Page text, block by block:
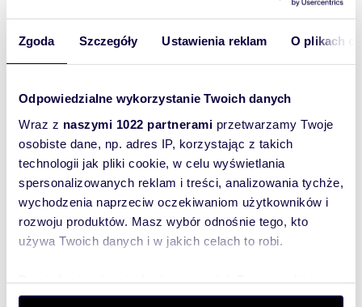
Zgoda Szczegóły Ustawienia reklam O plikach
Odpowiedzialne wykorzystanie Twoich danych
Wraz z naszymi 1022 partnerami przetwarzamy Twoje
osobiste dane, np. adres IP, korzystając z takich
technologii jak pliki cookie, w celu wyświetlania
spersonalizowanych reklam i treści, analizowania tychże,
wychodzenia naprzeciw oczekiwaniom użytkowników i
rozwoju produktów. Masz wybór odnośnie tego, kto
używa Twoich danych i w jakich celach to robi.
dane są przetwarzane oraz ustaw własne preferencje w
34m 1 62zł/m
garażem zapraszam
mieszkanie Radom, Borki, Mariacka
Oferuje do wynajęcia kawalerkę o powierzchni
34m2 położone na parterze budynku
apartamentowca przy ul. Mariackiej w
Radomiu.Mies...